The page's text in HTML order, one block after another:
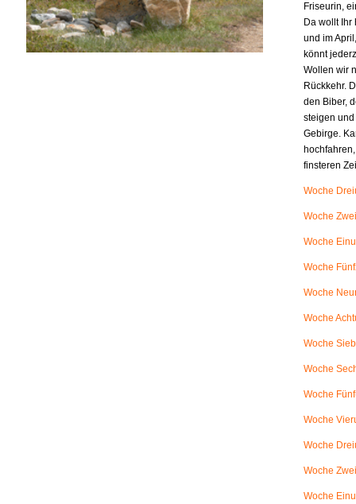
Friseurin,
Da wollt
und im
könnt
Wollen wir
Rückkehr.
den Biber,
steigen
Gebirge.
finsteren
Woche
Woche
Woche
Woche
Woche
Woche
Woche
Woche
Woche
Woche
Woche
Woche
Woche